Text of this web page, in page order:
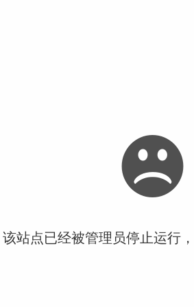
站点已经被管理员停止运行